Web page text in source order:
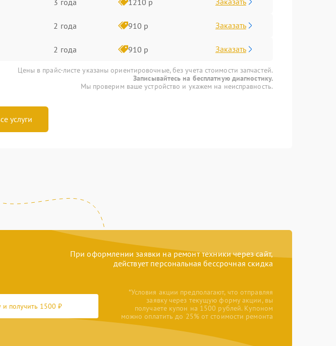
2 года 910 р Заказать
2 года 910 р Заказать
Цены в прайс-листе указаны ориентировочные, без учета стоимости запчастей.
Записывайтесь на бесплатную диагностику.
Мы проверим ваше устройство и укажем на неисправность.
услуги
При оформлении заявки на ремонт техники через сайт,
действует персональная бессрочная скидка
и получить 1500 ₽
*Условия акции предполагают, что отправляя
заявку через текущую форму акции, вы
получаете купон на 1500 рублей. Купоном
можно оплатить до 25% от стоимости ремонта